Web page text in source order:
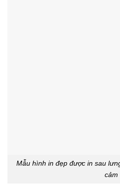
Mẫu hình in đẹp được in sau
cảm